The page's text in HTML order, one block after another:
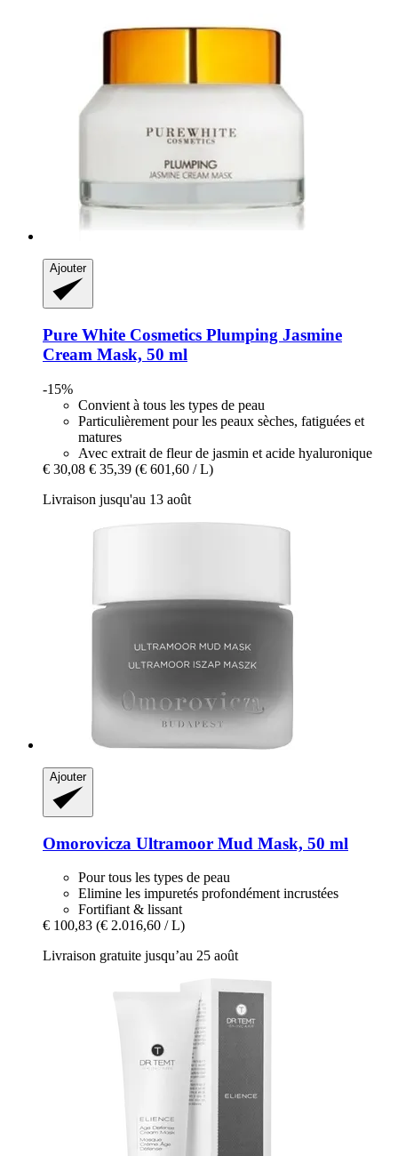
Ajouter
Pure White Cosmetics Plumping Jasmine
Cream Mask, 50 ml
-15%
Convient à tous les types de peau
Particulièrement pour les peaux sèches, fatiguées et
matures
Avec extrait de fleur de jasmin et acide hyaluronique
€ 30,08 € 35,39 (€ 601,60 / L)
Livraison jusqu'au 13 août
Ajouter
Omorovicza Ultramoor Mud Mask, 50 ml
Pour tous les types de peau
Elimine les impuretés profondément incrustées
Fortifiant & lissant
€ 100,83 (€ 2.016,60 / L)
Livraison gratuite jusqu’au 25 août